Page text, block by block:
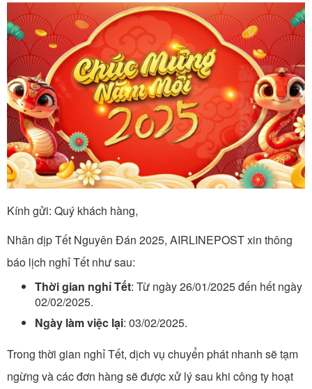
Kính gửi: Quý khách hàng,
Nhân dịp Tết Nguyên Đán 2025, AIRLINEPOST xin thông
báo lịch nghỉ Tết như sau:
Thời gian nghỉ Tết: Từ ngày 26/01/2025 đến hết ngày
02/02/2025.
Ngày làm việc lại: 03/02/2025.
Trong thời gian nghỉ Tết, dịch vụ chuyển phát nhanh sẽ tạm
ngừng và các đơn hàng sẽ được xử lý sau khi công ty hoạt